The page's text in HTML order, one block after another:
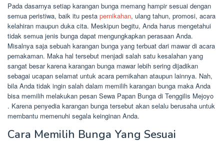
Pada dasarnya setiap karangan bunga memang hampir sesuai dengan
semua peristiwa, baik itu pesta pernikahan, ulang tahun, promosi, acara
kelahiran maupun duka cita. Meskipun begitu, Anda harus mengetahui
tidak semua jenis bunga dapat mengungkapkan perasaan Anda.
Misalnya saja sebuah karangan bunga yang terbuat dari mawar di acara
pemakaman. Maka hal tersebut menjadi salah satu kesalahan yang
sangat besar karena karangan bunga mawar lebih sering dijadikan
sebagai ucapan selamat untuk acara pernikahan ataupun lainnya. Nah,
bila Anda tidak ingin salah dalam memilih karangan bunga maka Anda
bisa memilih melakukan pesan Sewa Papan Bunga di Tenggilis Mejoyo
. Karena penyedia karangan bunga tersebut akan selalu berusaha untuk
membantu memenuhi segala keinginan Anda.
Cara Memilih Bunga Yang Sesuai